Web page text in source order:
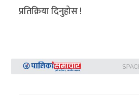
प्रतिक्रिया दिनुहोस !